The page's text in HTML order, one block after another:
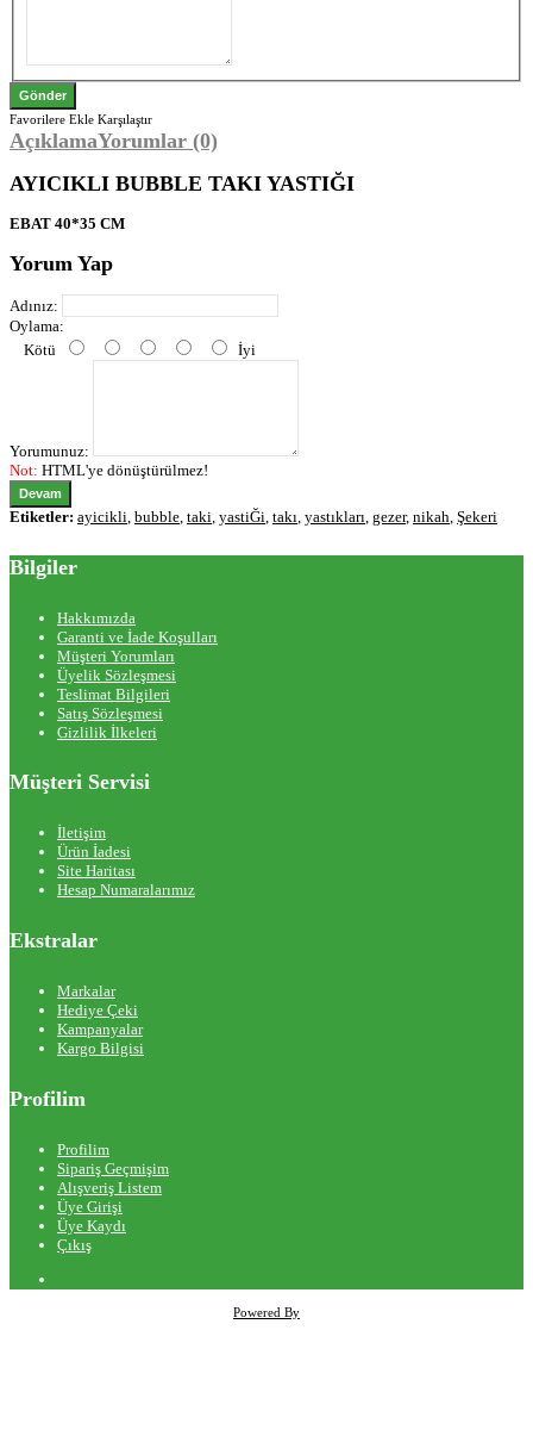
Favorilere Ekle Karşılaştır
AçıklamaYorumlar (0)
AYICIKLI BUBBLE TAKI YASTIĞI
EBAT 40*35 CM
Yorum Yap
Adınız:
Oylama:
Kötü
İyi
Yorumunuz:
Not: HTML'ye dönüştürülmez!
Devam
Etiketler: ayicikli bubble taki yastiĞi takı yastıkları gezer, nikah Şekeri
Bilgiler
Hakkımızda
Garanti ve İade Koşulları
Müşteri Yorumları
Üyelik Sözleşmesi
Teslimat Bilgileri
Satış Sözleşmesi
Gizlilik İlkeleri
Müşteri Servisi
İletişim
Ürün İadesi
Site Haritası
Hesap Numaralarımız
Ekstralar
Markalar
Hediye Çeki
Kampanyalar
Kargo Bilgisi
Profilim
Profilim
Sipariş Geçmişim
Alışveriş Listem
Üye Girişi
Üye Kaydı
Çıkış
Powered By